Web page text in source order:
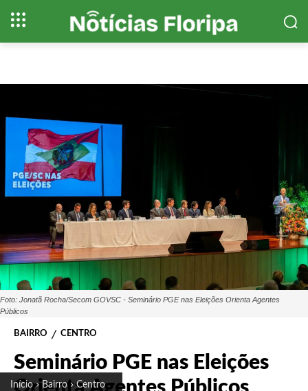
Início Bairro Centro
Foto: Jonatã Rocha/Secom GOVSC - Seminário PGE nas Eleições Orienta Agentes
Públicos
BAIRRO CENTRO
Seminário PGE nas Eleições